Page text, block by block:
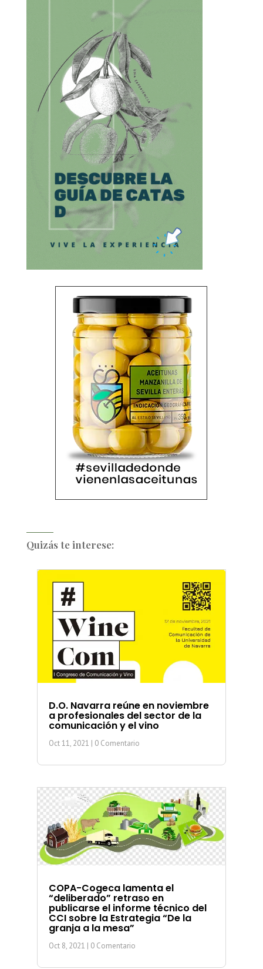
Quizás te interese:
D.O. Navarra reúne en noviembre
a profesionales del sector de la
comunicación y el vino
Oct 11, 2021 | 0 Comentario
COPA-Cogeca lamenta el
“deliberado” retraso en
publicarse el informe técnico del
CCI sobre la Estrategia “De la
granja a la mesa”
Oct 8, 2021 | 0 Comentario